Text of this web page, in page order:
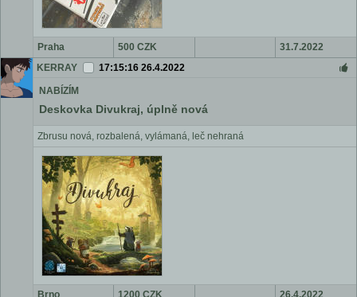
Praha 500 CZK
31.7.2022
KERRAY
17:15:16 26.4.2022
NABÍZÍM
Deskovka Divukraj, úplně nová
Zbrusu nová, rozbalená, vylámaná, leč nehraná
Brno 1200 CZK 26.4.2022